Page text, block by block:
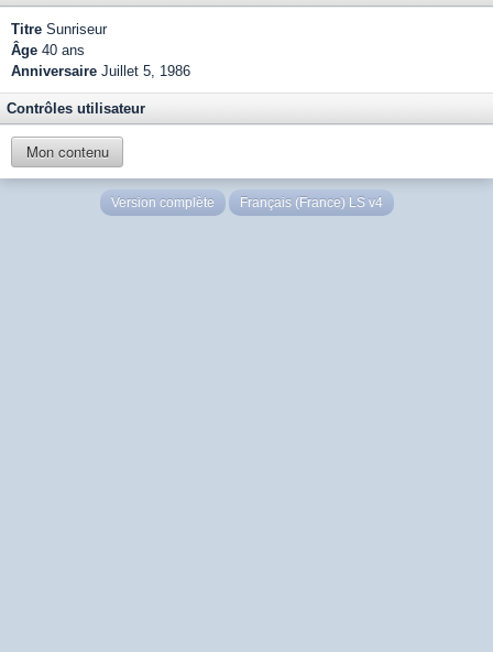
Titre Sunriseur
Âge 40 ans
Anniversaire Juillet 5, 1986
Contrôles utilisateur
Mon contenu
Version complète Français (France) LS v4